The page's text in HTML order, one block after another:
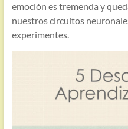
emoción es tremenda y
nuestros circuitos
experimentes.